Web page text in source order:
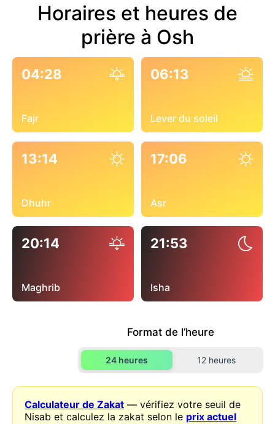
Horaires et heures de
prière à Osh
04:28
Fajr
06:13
Lever du soleil
13:14
Dhuhr
17:06
Asr
20:14
Maghrib
21:53
Isha
Format de l’heure
24 heures 12 heures
Calculateur de Zakat — vérifiez votre seuil de
Nisab et calculez la zakat selon le prix actuel